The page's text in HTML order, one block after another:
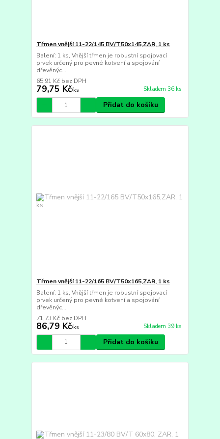
Třmen vnější 11-22/145 BV/T50x145,ZAR, 1 ks
Balení: 1 ks, Vnější třmen je robustní spojovací
prvek určený pro pevné kotvení a spojování
dřevěnýc...
79,75 Kč/ks
65,91 Kč bez DPH
Skladem 36 ks
Přidat do košíku
Třmen vnější 11-22/165 BV/T50x165,ZAR, 1 ks
Balení: 1 ks, Vnější třmen je robustní spojovací
prvek určený pro pevné kotvení a spojování
dřevěnýc...
86,79 Kč/ks
71,73 Kč bez DPH
Skladem 39 ks
Přidat do košíku